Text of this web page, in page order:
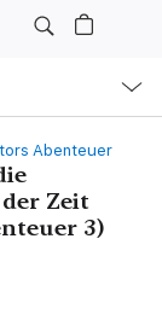
Abenteuer
Zeit
3)